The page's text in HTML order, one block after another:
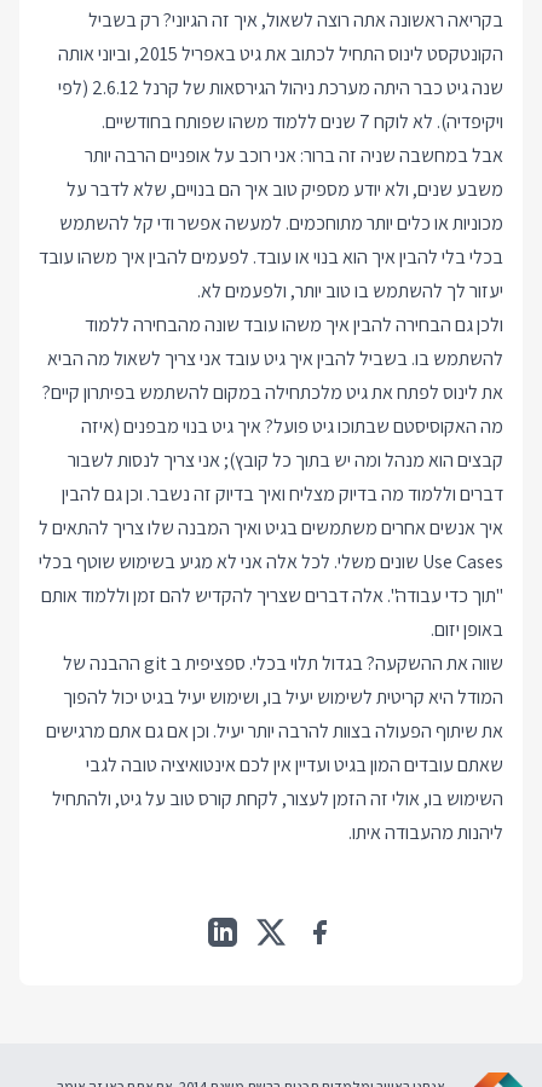
בקריאה ראשונה אתה רוצה לשאול, איך זה הגיוני? רק בשביל
הקונטקסט לינוס התחיל לכתוב את גיט באפריל 2015, וביוני אותה
שנה גיט כבר היתה מערכת ניהול הגירסאות של קרנל 2.6.12 (
לפי
ויקיפדיה). לא לוקח 7 שנים ללמוד משהו שפותח בחודשיים.
אבל במחשבה שניה זה ברור: אני רוכב על אופניים הרבה יותר
משבע שנים, ולא יודע מספיק טוב איך הם בנויים, שלא לדבר על
מכוניות או כלים יותר מתוחכמים. למעשה אפשר ודי קל להשתמש
בכלי בלי להבין איך הוא בנוי או עובד. לפעמים להבין איך משהו עובד
יעזור לך להשתמש בו טוב יותר, ולפעמים לא.
ולכן גם הבחירה להבין איך משהו עובד שונה מהבחירה ללמוד
להשתמש בו. בשביל להבין איך גיט עובד אני צריך לשאול מה הביא
את לינוס לפתח את גיט מלכתחילה במקום להשתמש בפיתרון קיים?
מה האקוסיסטם שבתוכו גיט פועל? איך גיט בנוי מבפנים (איזה
קבצים הוא מנהל ומה יש בתוך כל קובץ); אני צריך לנסות לשבור
דברים וללמוד מה בדיוק מצליח ואיך בדיוק זה נשבר. וכן גם להבין
איך אנשים אחרים משתמשים בגיט ואיך המבנה שלו צריך להתאים ל
Use Cases שונים משלי. לכל אלה אני לא מגיע בשימוש שוטף בכלי
"תוך כדי עבודה". אלה דברים שצריך להקדיש להם זמן וללמוד אותם
באופן יזום.
שווה את ההשקעה? בגדול תלוי בכלי. ספציפית ב git ההבנה של
המודל היא קריטית לשימוש יעיל בו, ושימוש יעיל בגיט יכול להפוך
את שיתוף הפעולה בצוות להרבה יותר יעיל. וכן אם גם אתם מרגישים
שאתם עובדים המון בגיט ועדיין אין לכם אינטואיציה טובה לגבי
השימוש בו, אולי זה הזמן לעצור, לקחתקורס טוב על גיט, ולהתחיל
ליהנות מהעבודה איתו.